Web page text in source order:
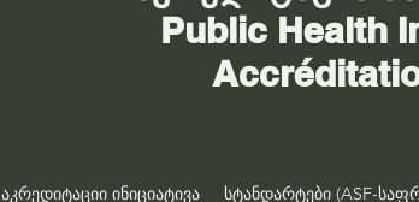
Public Health
ინიციატივა სტანდარტები (ASF-